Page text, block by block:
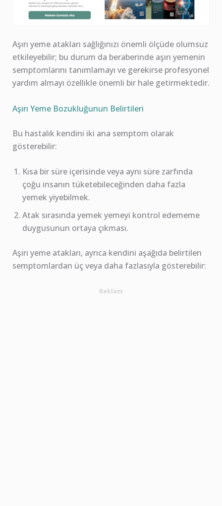
Aşırı yeme atakları sağlığınızı önemli ölçüde olumsuz
etkileyebilir; bu durum da beraberinde aşırı yemenin
semptomlarını tanımlamayı ve gerekirse profesyonel
yardım almayı özellikle önemli bir hale getirmektedir.
Aşırı Yeme Bozukluğunun Belirtileri
Bu hastalık kendini iki ana semptom olarak
gösterebilir:
Kısa bir süre içerisinde veya aynı süre zarfında
çoğu insanın tüketebileceğinden daha fazla
yemek yiyebilmek.
Atak sırasında yemek yemeyi kontrol edememe
duygusunun ortaya çıkması.
Aşırı yeme atakları, ayrıca kendini aşağıda belirtilen
semptomlardan üç veya daha fazlasıyla gösterebilir:
Reklam